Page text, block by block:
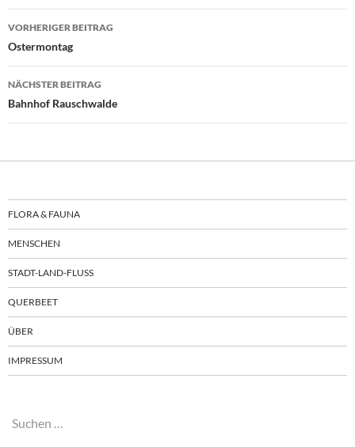
Beitragsnavigation
VORHERIGER BEITRAG
Ostermontag
NÄCHSTER BEITRAG
Bahnhof Rauschwalde
FLORA & FAUNA
MENSCHEN
STADT-LAND-FLUSS
QUERBEET
ÜBER
IMPRESSUM
Suchen